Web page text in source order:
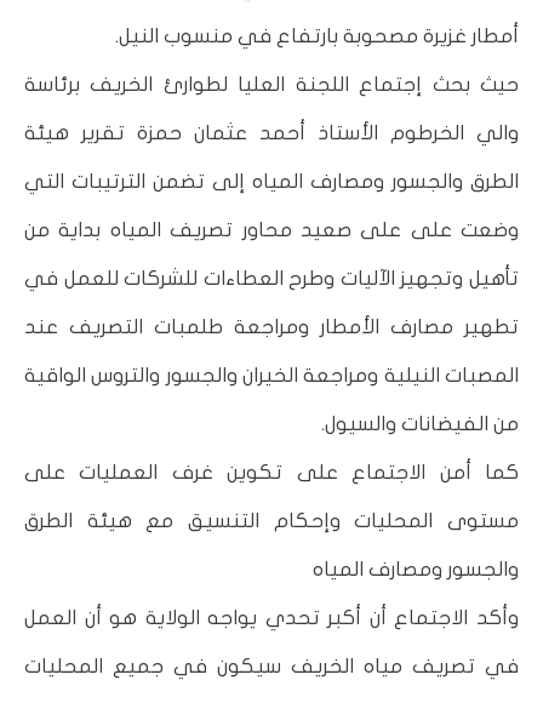
أمطار غزيرة مصحوبة بارتفاع في منسوب النيل.
حيث بحث إجتماع اللجنة العليا لطوارئ الخريف برئاسة
والي الخرطوم الأستاذ أحمد عثمان حمزة تقرير هيئة
الطرق والجسور ومصارف المياه إلى تضمن الترتيبات التي
وضعت على على صعيد محاور تصريف المياه بداية من
تأهيل وتجهيز الآليات وطرح العطاءات للشركات للعمل في
تطهير مصارف الأمطار ومراجعة طلمبات التصريف عند
المصبات النيلية ومراجعة الخيران والجسور والتروس الواقية
من الفيضانات والسيول.
كما أمن الاجتماع على تكوين غرف العمليات على
مستوى المحليات وإحكام التنسيق مع هيئة الطرق
والجسور ومصارف المياه
وأكد الاجتماع أن أكبر تحدي يواجه الولاية هو أن العمل
في تصريف مياه الخريف سيكون في جميع المحليات